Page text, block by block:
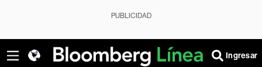
PUBLICIDAD
Ingresar